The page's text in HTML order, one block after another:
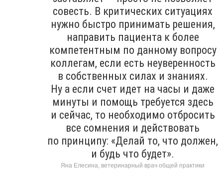
совесть. В критических ситуациях
нужно быстро принимать решения,
направить пациента к более
компетентным по данному вопросу
коллегам, если есть неуверенность
в собственных силах и знаниях.
Ну а если счет идет на часы и даже
минуты и помощь требуется здесь
и сейчас, то необходимо отбросить
все сомнения и действовать
по принципу: «Делай то, что должен,
и будь что будет».
Яна Елесина, ветеринарный врач общей практики